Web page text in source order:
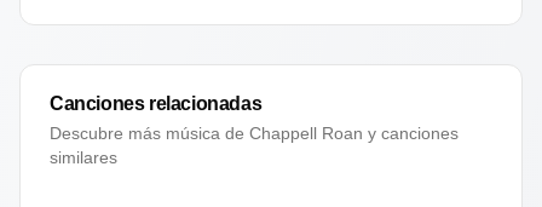
Canciones relacionadas
Descubre más música de Chappell Roan y canciones
similares